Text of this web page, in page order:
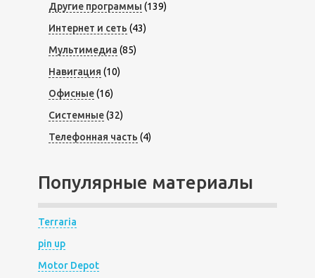
Другие программы (139)
Интернет и сеть (43)
Мультимедиа (85)
Навигация (10)
Офисные(16)
Системные(32)
Телефонная часть (4)
Популярные материалы
Terraria
pin up
Motor Depot